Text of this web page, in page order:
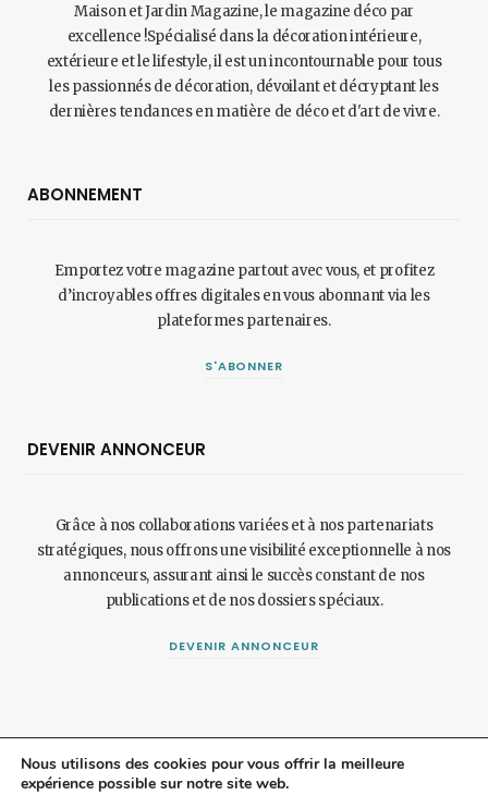
Maison et Jardin Magazine, le magazine déco par
excellence !Spécialisé dans la décoration intérieure,
extérieure et le lifestyle, il est un incontournable pour tous
les passionnés de décoration, dévoilant et décryptant les
dernières tendances en matière de déco et d'art de vivre.
ABONNEMENT
Emportez votre magazine partout avec vous, et profitez
d’incroyables offres digitales en vous abonnant via les
plateformes partenaires.
S'ABONNER
DEVENIR ANNONCEUR
Grâce à nos collaborations variées et à nos partenariats
stratégiques, nous offrons une visibilité exceptionnelle à nos
annonceurs, assurant ainsi le succès constant de nos
publications et de nos dossiers spéciaux.
DEVENIR ANNONCEUR
Nous utilisons des cookies pour vous offrir la meilleure
expérience possible sur notre site web.